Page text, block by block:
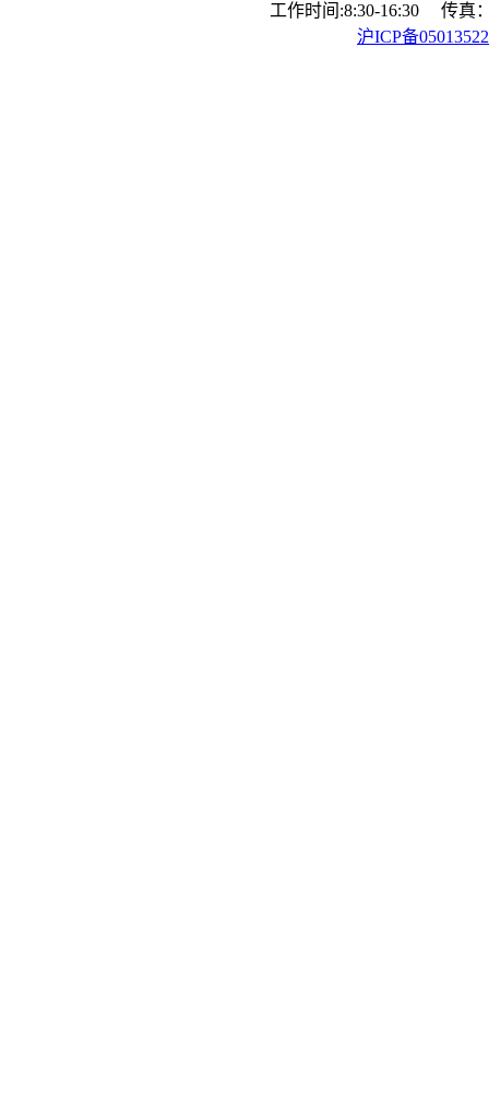
工作时间:8:30-16:30 传真：
沪ICP备